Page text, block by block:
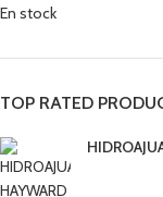
En stock
TOP RATED